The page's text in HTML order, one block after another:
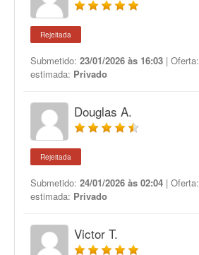
Rejeitada
Submetido: 23/01/2026 às 16:03 | Oferta:
estimada: Privado
Douglas A.
Rejeitada
Submetido: 24/01/2026 às 02:04 | Oferta:
estimada: Privado
Victor T.